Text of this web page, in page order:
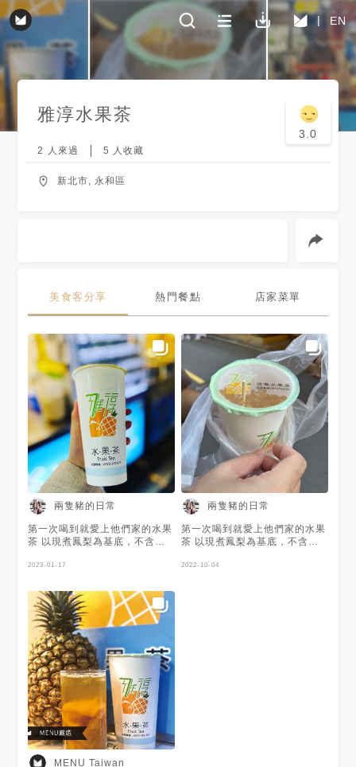
EN
雅淳水果茶
3.0
2 人來過 5 人收藏
新北市, 永和區
美食客分享 熱門餐點 店家菜單
兩隻豬的日常
第一次喝到就愛上他們家的水果
茶 以現煮鳳梨為基底，不含茶
選熟度的金鑽或土鳳梨 以蔗糖
大量冰塊瞬間冷卻 利用時間換
取天然酸甜 杯底還有一整片香
甜的熬鳳梨片 帶有濃厚的鳳梨
果香，酸中帶甜 十分清爽，香
氣的天然，好喝不膩口 🍍水果
茶 🍍金桔茶 🍍鳳梨果肉 🍍熱水
果茶 🍍熱金桔茶 整體而言 店家
飲品種類不多 價格不高，但真
材實料 非常推薦大家來喝喝看
他們家的水果茶
2023-01-17
兩隻豬的日常
第一次喝到就愛上他們家的水果
茶 以現煮鳳梨為基底，不含茶
選熟度的金鑽或土鳳梨 以蔗糖
2022-10-04
MENU Taiwan